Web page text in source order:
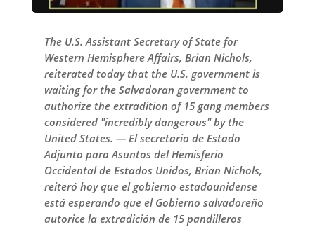
The U.S. Assistant Secretary of State for
Western Hemisphere Affairs, Brian Nichols,
reiterated today that the U.S. government is
waiting for the Salvadoran government to
authorize the extradition of 15 gang members
considered "incredibly dangerous" by the
United States. — El secretario de Estado
Adjunto para Asuntos del Hemisferio
Occidental de Estados Unidos, Brian Nichols,
reiteró hoy que el gobierno estadounidense
está esperando que el Gobierno salvadoreño
autorice la extradición de 15 pandilleros